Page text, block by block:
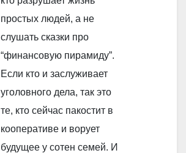
простых людей, а не
слушать сказки про
“финансовую пирамиду”.
Если кто и заслуживает
уголовного дела, так это
те, кто сейчас пакостит в
кооперативе и ворует
будущее у сотен семей. И